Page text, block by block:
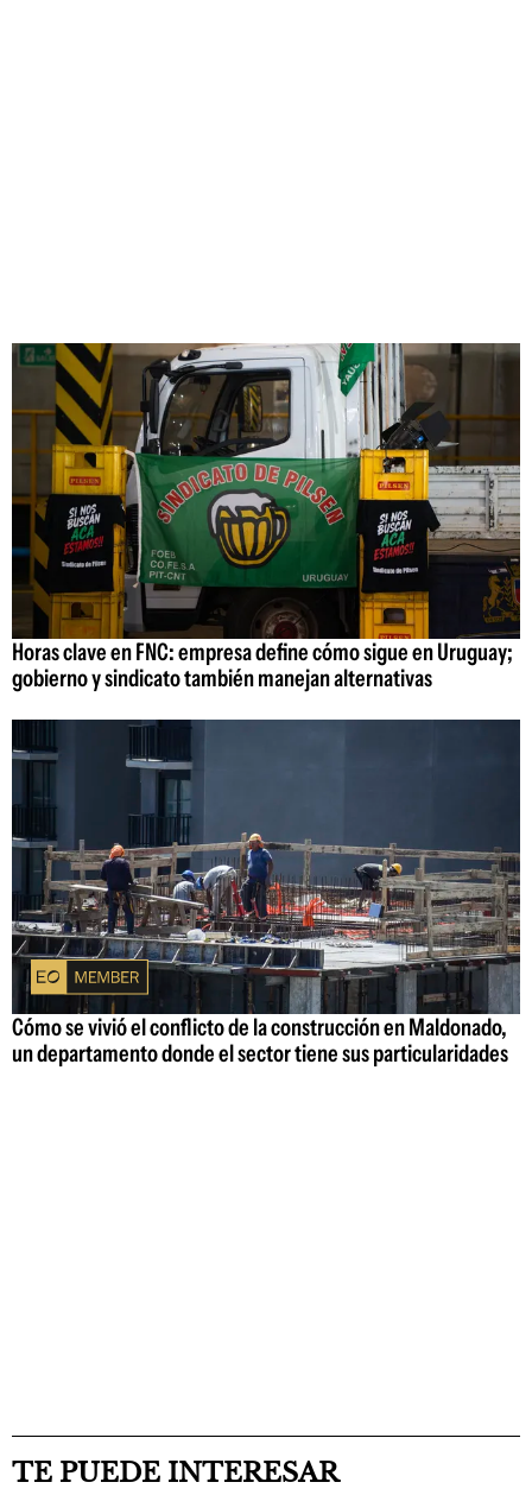
Horas clave en FNC: empresa define cómo sigue en Uruguay;
gobierno y sindicato también manejan alternativas
Cómo se vivió el conflicto de la construcción en Maldonado,
un departamento donde el sector tiene sus particularidades
TE PUEDE INTERESAR